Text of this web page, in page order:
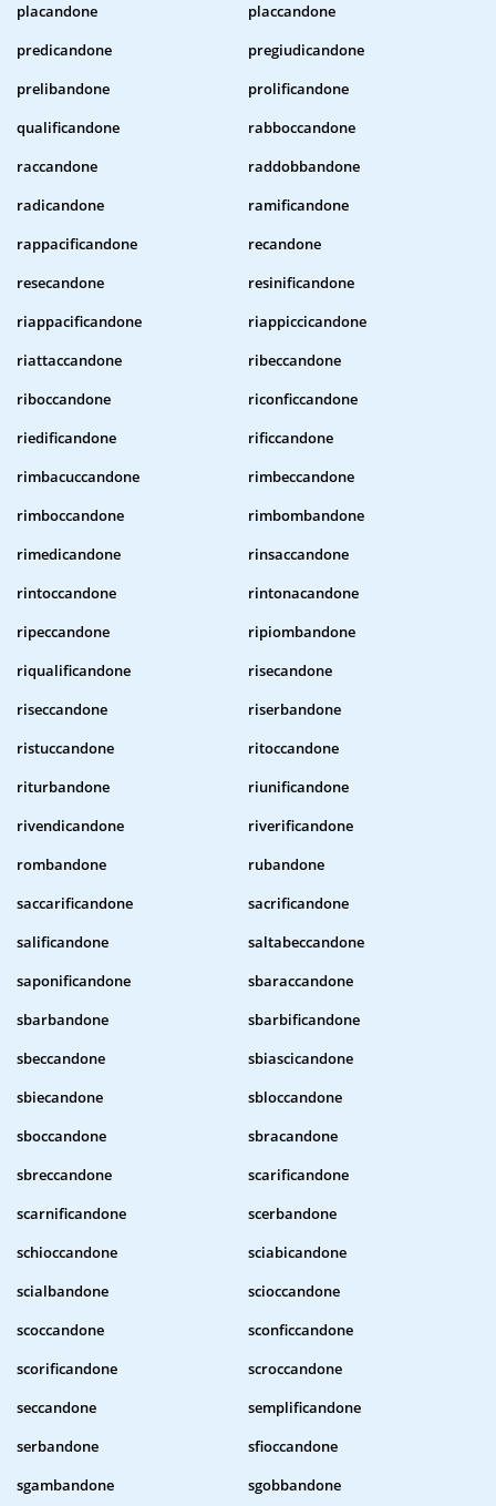
placandone
placcandone
predicandone
pregiudicandone
prelibandone
prolificandone
qualificandone
rabboccandone
raccandone
raddobbandone
radicandone
ramificandone
rappacificandone
recandone
resecandone
resinificandone
riappacificandone
riappiccicandone
riattaccandone
ribeccandone
riboccandone
riconficcandone
riedificandone
rificcandone
rimbacuccandone
rimbeccandone
rimboccandone
rimbombandone
rimedicandone
rinsaccandone
rintoccandone
rintonacandone
ripeccandone
ripiombandone
riqualificandone
risecandone
riseccandone
riserbandone
ristuccandone
ritoccandone
riturbandone
riunificandone
rivendicandone
riverificandone
rombandone
rubandone
saccarificandone
sacrificandone
salificandone
saltabeccandone
saponificandone
sbaraccandone
sbarbandone
sbarbificandone
sbeccandone
sbiascicandone
sbiecandone
sbloccandone
sboccandone
sbracandone
sbreccandone
scarificandone
scarnificandone
scerbandone
schioccandone
sciabicandone
scialbandone
scioccandone
scoccandone
sconficcandone
scorificandone
scroccandone
seccandone
semplificandone
serbandone
sfioccandone
sgambandone
sgobbandone